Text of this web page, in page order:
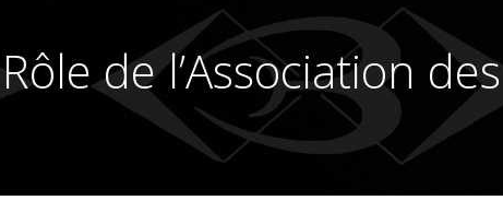
Rôle de l’Association des